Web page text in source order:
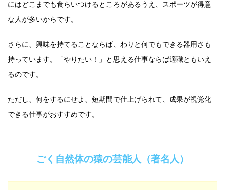
にはどこまでも食らいつけるところがあるうえ、スポーツが得意
な人が多いからです。
さらに、興味を持てることならば、わりと何でもできる器用さも
持っています。「やりたい！」と思える仕事ならば適職ともいえ
るのです。
ただし、何をするにせよ、短期間で仕上げられて、成果が視覚化
できる仕事がおすすめです。
ごく自然体の猿の芸能人（著名人）